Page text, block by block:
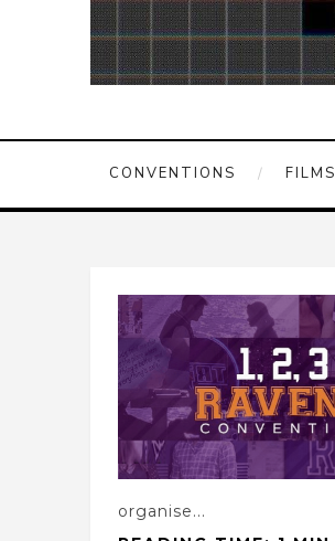
CONVENTIONS FILMS
organise...